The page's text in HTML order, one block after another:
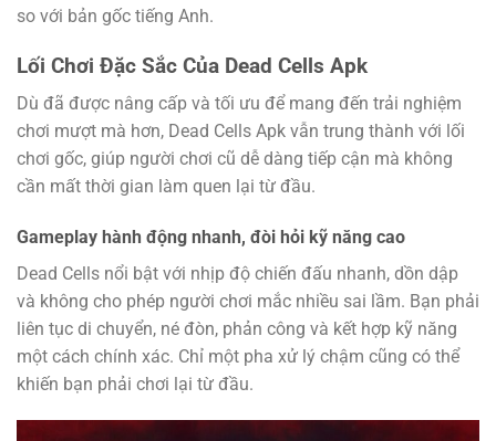
so với bản gốc tiếng Anh.
Lối Chơi Đặc Sắc Của Dead Cells Apk
Dù đã được nâng cấp và tối ưu để mang đến trải nghiệm
chơi mượt mà hơn, Dead Cells Apk vẫn trung thành với lối
chơi gốc, giúp người chơi cũ dễ dàng tiếp cận mà không
cần mất thời gian làm quen lại từ đầu.
Gameplay hành động nhanh, đòi hỏi kỹ năng cao
Dead Cells nổi bật với nhịp độ chiến đấu nhanh, dồn dập
và không cho phép người chơi mắc nhiều sai lầm. Bạn phải
liên tục di chuyển, né đòn, phản công và kết hợp kỹ năng
một cách chính xác. Chỉ một pha xử lý chậm cũng có thể
khiến bạn phải chơi lại từ đầu.